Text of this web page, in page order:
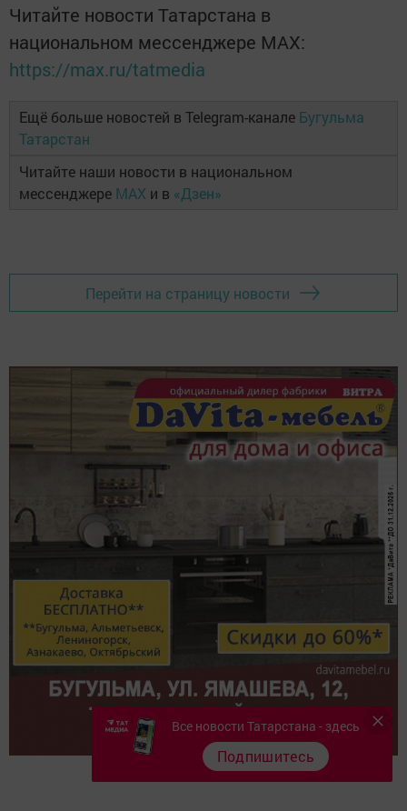
Читайте новости Татарстана в
национальном мессенджере MАХ:
https://max.ru/tatmedia
Ещё больше новостей в Telegram-канале Бугульма
Татарстан
Читайте наши новости в национальном
мессенджере MAX и в «Дзен»
Перейти на страницу новости
Все новости Татарстана - здесь
Подпишитесь